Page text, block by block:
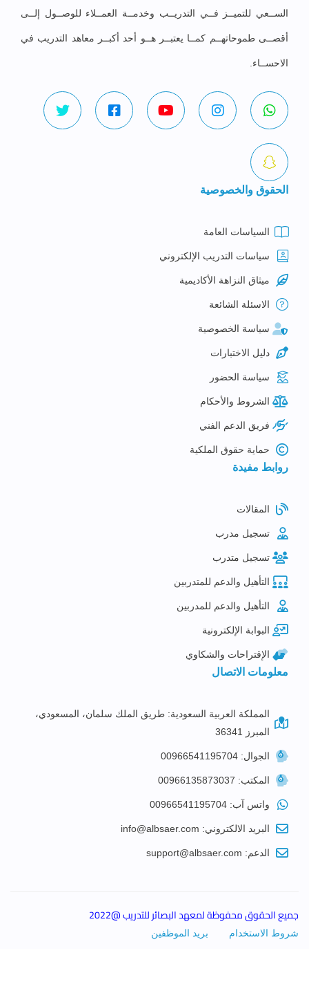
الســعي للتميــز فــي التدريــب وخدمــة العمــلاء للوصــول إلــى
أقصــى طموحاتهــم كمــا يعتبــر هــو أحد أكبــر معاهد التدريب في
الاحســاء.
الحقوق والخصوصية
السياسات العامة
سياسات التدريب الإلكتروني
ميثاق النزاهة الأكاديمية
الاسئلة الشائعة
سياسة الخصوصية
دليل الاختبارات
سياسة الحضور
الشروط والأحكام
فريق الدعم الفني
حماية حقوق الملكية
روابط مفيدة
المقالات
تسجيل مدرب
تسجيل متدرب
التأهيل والدعم للمتدربين
التأهيل والدعم للمدربين
البوابة الإلكترونية
الإقتراحات والشكاوي
معلومات الاتصال
المملكة العربية السعودية: طريق الملك سلمان، المسعودي،
المبرز 36341
الجوال: 00966541195704
المكتب: 00966135873037
واتس آب: 00966541195704
البريد الالكتروني: info@albsaer.com
الدعم: support@albsaer.com
جميع الحقوق محفوظة لمعهد البصائر للتدريب @2022
شروط الاستخدام بريد الموظفين